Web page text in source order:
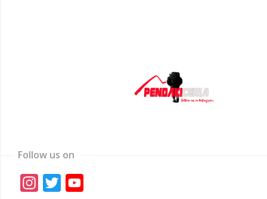
Follow us on
Instagram
Twitter